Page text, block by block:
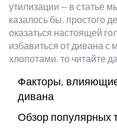
утилизации — в статье
казалось бы, простого
оказаться настоящей
избавиться от дивана
хлопотами, то читайте
Факторы,
дивана
Обзор популярных